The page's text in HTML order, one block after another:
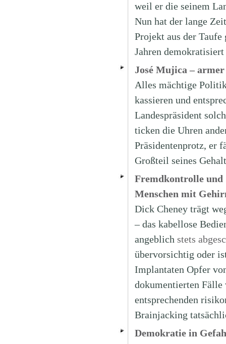
weil er die seinem
Nun hat der lange
Projekt aus der
Jahren
José Mujica –
Alles mächtige
kassieren und
Landespräsident
ticken die Uhren
Präsidentenprotz, er
Großteil seines
Fremdkontrolle und
Menschen mit
Dick Cheney trägt
– das kabellose
angeblich stets
übervorsichtig oder
Implantaten Opfer
dokumentierten
entsprechenden
Brainjacking
Demokratie in